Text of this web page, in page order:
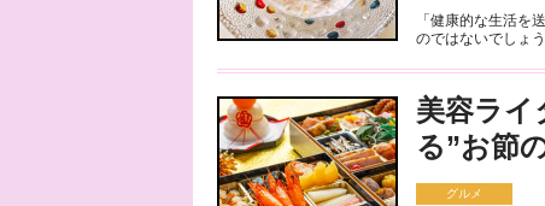
「健康的な生活
のではないでしょ
美容ライ
る”お節
グルメ